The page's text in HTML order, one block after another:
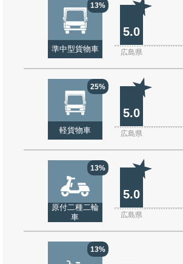
13%
準中型貨物車
5.0
広島県
25%
軽貨物車
5.0
広島県
13%
原付二種二輪
車
5.0
広島県
13%